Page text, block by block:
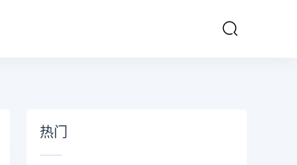
热门